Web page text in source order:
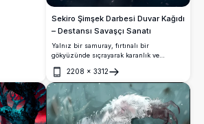
Sekiro Şimşek Darbesi Duvar Kağıdı
– Destansı Savaşçı Sanatı
Yalnız bir samuray, fırtınalı bir
gökyüzünde sıçrayarak karanlık ve
girdaplı bir güce karşı şimşekle yüklü
kılıcını savurur. Sekiro'dan ilham alan,
ham gücü, hareketi ve yoğunluğu
yakalayan çarpıcı 4K dijital sanat eseri.
2208 × 3312
Aç